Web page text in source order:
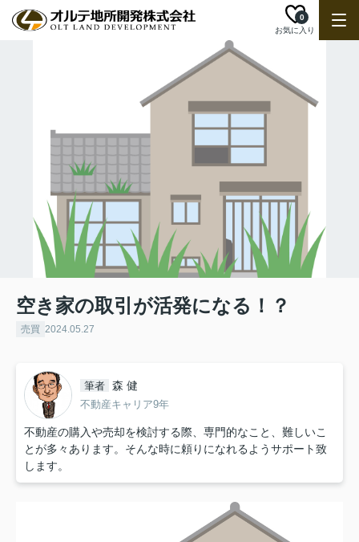
お気に入り
0
空き家の取引が活発になる！？
売買 2024.05.27
筆者 森 健
不動産キャリア9年
不動産の購入や売却を検討する際、専門的なこと、難しいこ
とが多々あります。そんな時に頼りになれるようサポート致
します。